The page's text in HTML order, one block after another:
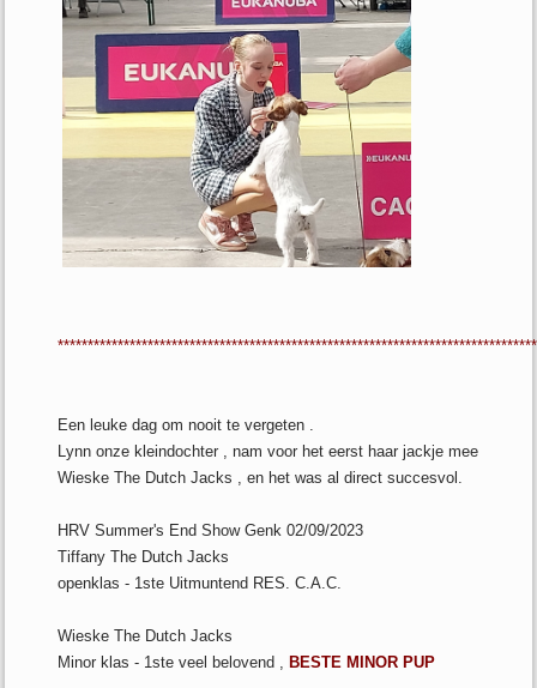
Een leuke dag om nooit te vergeten .
Lynn onze kleindochter , nam voor het eerst haar jackje mee
Wieske The Dutch Jacks , en het was al direct succesvol.
HRV Summer's End Show Genk 02/09/2023
Tiffany The Dutch Jacks
openklas - 1ste Uitmuntend RES. C.A.C.
WieskeThe Dutch Jacks
Minor klas - 1ste veel belovend ,
BESTE MINOR PUP